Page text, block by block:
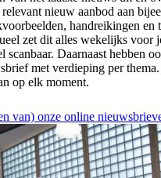
nieuw aanbod aan
handreikingen en
zet dit alles wekelijks voor
scanbaar. Daarnaast hebben
met verdieping per
op elk moment.
van) onze online